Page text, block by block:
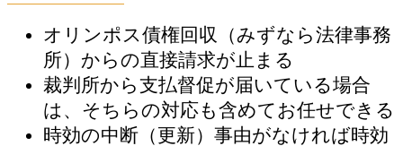
オリンポス債権回収（みずなら法律事務
所）からの直接請求が止まる
裁判所から支払督促が届いている場合
は、そちらの対応も含めてお任せできる
時効の中断（更新）事由がなければ時効